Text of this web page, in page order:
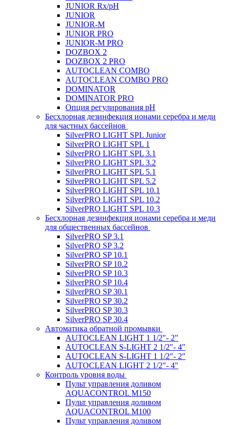
JUNIOR Rx/pH
JUNIOR
JUNIOR-M
JUNIOR PRO
JUNIOR-M PRO
DOZBOX 2
DOZBOX 2 PRO
AUTOCLEAN COMBO
AUTOCLEAN COMBO PRO
DOMINATOR
DOMINATOR PRO
Опция регулирования pH
Беcхлорная дезинфекция ионами серебра и меди
для частных бассейнов
SilverPRO LIGHT SPL Junior
SilverPRO LIGHT SPL 1
SilverPRO LIGHT SPL 3.1
SilverPRO LIGHT SPL 3.2
SilverPRO LIGHT SPL 5.1
SilverPRO LIGHT SPL 5.2
SilverPRO LIGHT SPL 10.1
SilverPRO LIGHT SPL 10.2
SilverPRO LIGHT SPL 10.3
Беcхлорная дезинфекция ионами серебра и меди
для общественных бассейнов
SilverPRO SP 3.1
SilverPRO SP 3.2
SilverPRO SP 10.1
SilverPRO SP 10.2
SilverPRO SP 10.3
SilverPRO SP 10.4
SilverPRO SP 30.1
SilverPRO SP 30.2
SilverPRO SP 30.3
SilverPRO SP 30.4
Автоматика обратной промывки
AUTOCLEAN LIGHT 1 1/2"- 2"
AUTOCLEAN S-LIGHT 2 1/2"- 4"
AUTOCLEAN S-LIGHT 1 1/2"- 2"
AUTOCLEAN LIGHT 2 1/2"- 4"
Контроль уровня воды
Пульт управления доливом
AQUACONTROL M150
Пульт управления доливом
AQUACONTROL M100
Пульт управления доливом